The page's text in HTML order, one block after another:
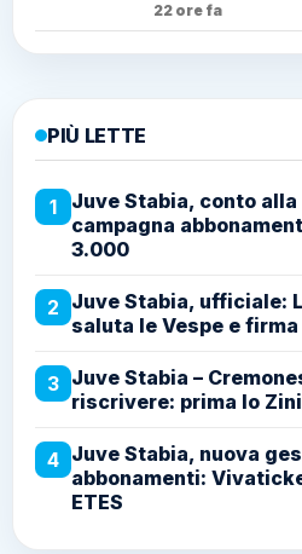
22 ore fa
PIÙ LETTE
1
Juve Stabia, conto
campagna
3.000
2 Juve Stabia, ufficiale:
saluta le Vespe e
3 Juve Stabia –
riscrivere: prima lo
4 Juve Stabia, nuova
abbonamenti:
ETES